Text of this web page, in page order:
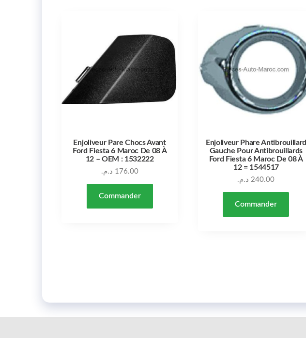
Enjoliveur Pare Chocs Avant
Ford Fiesta 6 Maroc De 08 À
12 – OEM : 1532222
176.00 د.م.
Commander
Enjoliveur Phare Antibrouillard
Gauche Pour Antibrouillards
Ford Fiesta 6 Maroc De 08 À
12 = 1544517
240.00 د.م.
Commander